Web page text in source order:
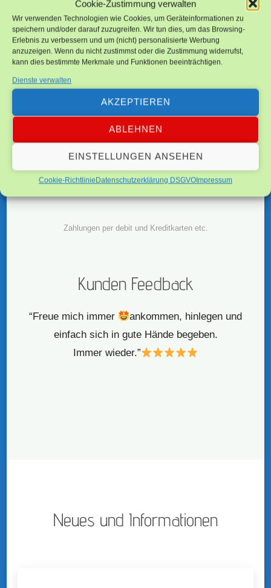
Cookie-Zustimmung verwalten
Wir verwenden Technologien wie Cookies, um Geräteinformationen zu
speichern und/oder darauf zuzugreifen. Wir tun dies, um das Browsing-
Erlebnis zu verbessern und um (nicht) personalisierte Werbung
anzuzeigen. Wenn du nicht zustimmst oder die Zustimmung widerrufst,
kann dies bestimmte Merkmale und Funktionen beeinträchtigen.
Dienste verwalten
AKZEPTIEREN
ABLEHNEN
EINSTELLUNGEN ANSEHEN
Cookie-RichtlinieDatenschutzerklärung DSGVOImpressum
Beauty & Massage
Zahlungsmöglichkeiten
Neben Barzahlung sind folgende Zahlungsarten
PayPal QR
Zahlungen per debit und Kreditkarten etc.
Kunden Feedback
“Freue mich immer
ankommen, hinlegen und
einfach sich in gute Hände begeben.
Immer wieder.”
Neues und Informationen